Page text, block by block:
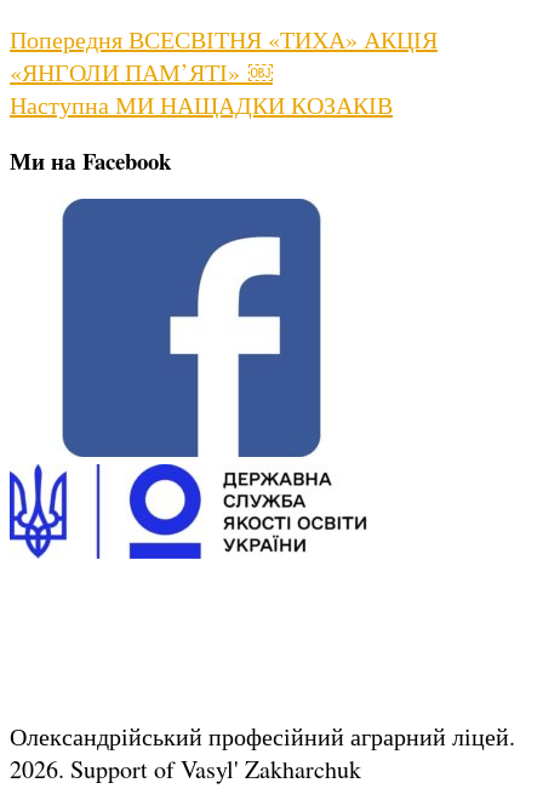
Навігація
записів
ПопередняPrevious
post:
ВСЕСВІТНЯ «ТИХА» АКЦІЯ
«ЯНГОЛИ ПАМ’ЯТІ» ￼
НаступнаNext
МИ НАЩАДКИ КОЗАКІВ
Ми на Facebook
Олександрійський професійний аграрний ліцей.
2026. Support of Vasyl' Zakharchuk